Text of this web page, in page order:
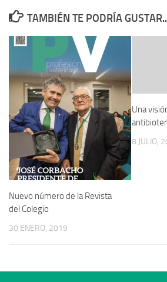
TAMBIÉN TE PODRÍA
Nuevo número de la Revista
del Colegio
30 ENERO, 2019
Una
8 JULIO,